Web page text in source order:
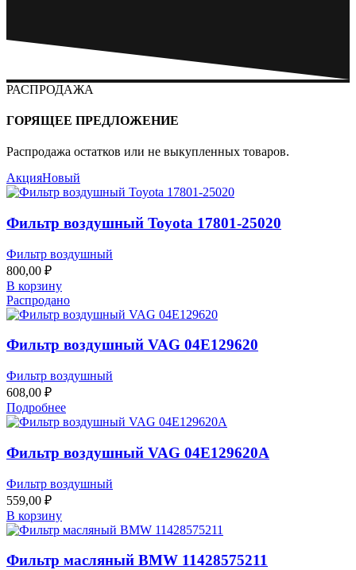
РАСПРОДАЖА
ГОРЯЩЕЕ ПРЕДЛОЖЕНИЕ
Распродажа остатков или не выкупленных товаров.
АкцияНовый
Фильтр воздушный Toyota 17801-25020
Фильтр воздушный
800,00 ₽
В корзину
Распродано
Фильтр воздушный VAG 04E129620
Фильтр воздушный
608,00 ₽
Подробнее
Фильтр воздушный VAG 04E129620A
Фильтр воздушный
559,00 ₽
В корзину
Фильтр масляный BMW 11428575211